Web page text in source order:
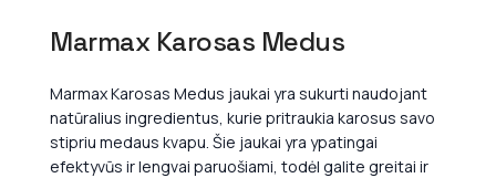
Marmax Karosas Medus
Marmax Karosas Medus jaukai yra sukurti naudojant
natūralius ingredientus, kurie pritraukia karosus savo
stipriu medaus kvapu. Šie jaukai yra ypatingai
efektyvūs ir lengvai paruošiami, todėl galite greitai ir